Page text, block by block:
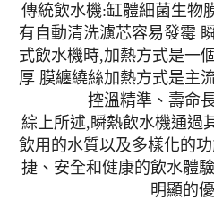
傳統飲水機:缸體細菌生物
有自動清洗濾芯容易發霉
式飲水機時,加熱方式是一
厚 膜纏繞絲加熱方式是主
控溫精準、壽命
綜上所述,瞬熱飲水機通過
飲用的水質以及多樣化的
捷、安全和健康的飲水體
明顯的